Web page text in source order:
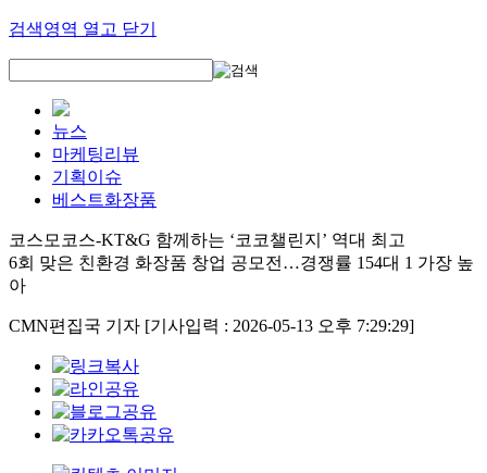
검색영역 열고 닫기
뉴스
마케팅리뷰
기획이슈
베스트화장품
코스모코스-KT&G 함께하는 ‘코코챌린지’ 역대 최고
6회 맞은 친환경 화장품 창업 공모전…경쟁률 154대 1 가장 높
아
CMN편집국 기자 [기사입력 : 2026-05-13 오후 7:29:29]